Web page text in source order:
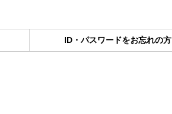
ID・パスワードをお忘れの方